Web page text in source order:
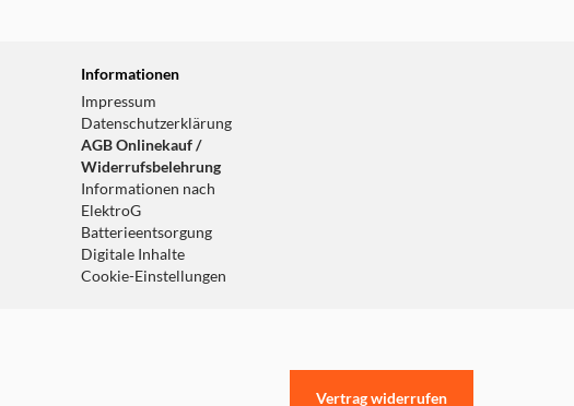
Informationen
Impressum
Datenschutzerklärung
AGB Onlinekauf /
Widerrufsbelehrung
Informationen nach
ElektroG
Batterieentsorgung
Digitale Inhalte
Cookie-Einstellungen
Vertrag widerrufen